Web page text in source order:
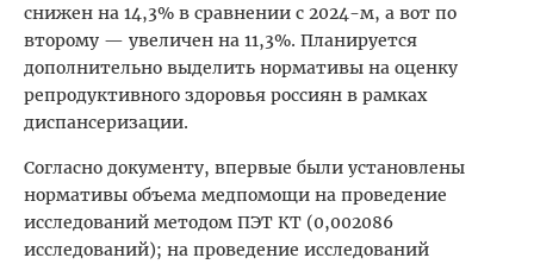
снижен на 14,3% в сравнении с 2024-м, а вот по
второму — увеличен на 11,3%. Планируется
дополнительно выделить нормативы на оценку
репродуктивного здоровья россиян в рамках
диспансеризации.
Согласно документу, впервые были установлены
нормативы объема медпомощи на проведение
исследований методом ПЭТ КТ (0,002086
исследований); на проведение исследований